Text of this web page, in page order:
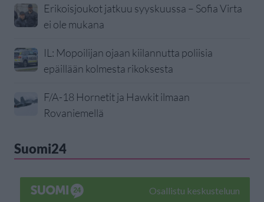
Erikoisjoukot jatkuu syyskuussa – Sofia Virta
ei ole mukana
IL: Mopoilijan ojaan kiilannutta poliisia
epäillään kolmesta rikoksesta
F/A-18 Hornetit ja Hawkit ilmaan
Rovaniemellä
Suomi24